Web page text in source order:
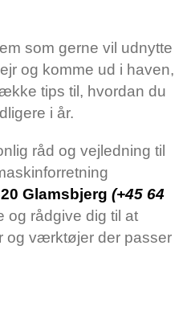
som gerne vil udnytte
og komme ud i haven,
tips til, hvordan du
i år.
råd og vejledning til
Glamsbjerg (+45 64
og rådgive dig til at
og værktøjer der passer